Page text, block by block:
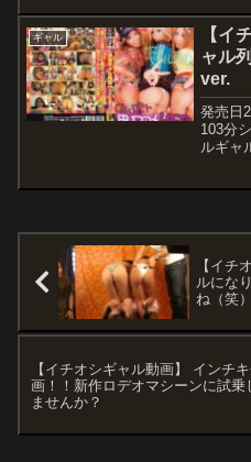
ホッ
ギャル
【イ
ャル
ver.
発売日
103分
ルギ
【イチ
ルにな
ね（笑）
【イチオシギャル動画】 インチ
画！！新作ロデオマシーンに試乗
ませんか？